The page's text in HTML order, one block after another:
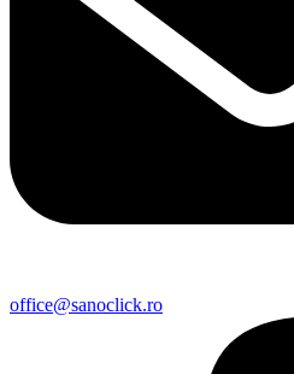
office@sanoclick.ro